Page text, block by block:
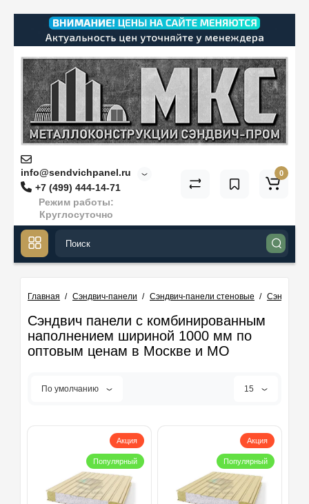
info@sendvichpanel.ru
+7 (499) 444-14-71
Режим работы:
Круглосуточно
0
Главная Сэндвич-панели Сэндвич-панели стеновые Сэндвич
Сэндвич панели с комбинированным
наполнением шириной 1000 мм по
оптовым ценам в Москве и МО
По умолчанию 15
Акция
Популярный
Акция
Популярный